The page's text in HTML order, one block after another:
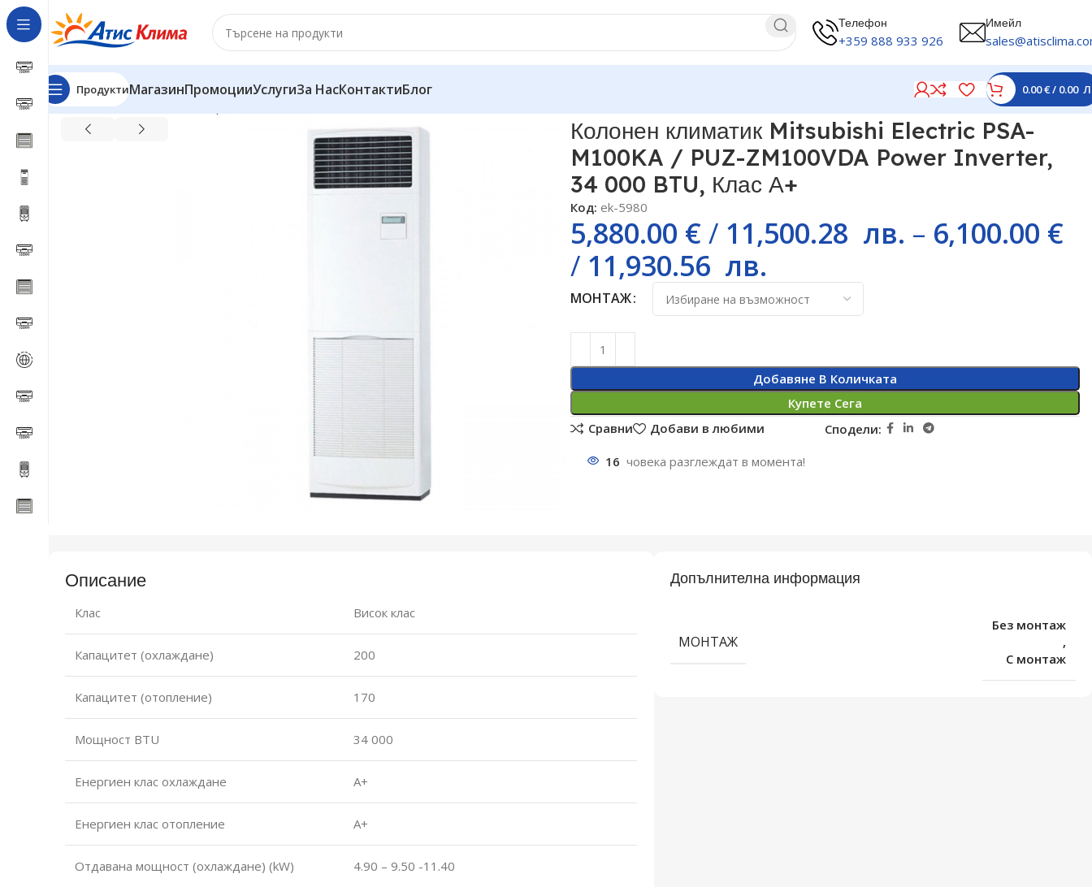
Телефон
+359 888 933 926
Имейл
ПродуктиМагазинПромоцииУслугиЗа НасКонтактиБлог 0.00€/ 0.00
Начало Колонни климатици
Колонен климатик Mitsubishi Electric PSA-
M100KA / PUZ-ZM100VDA Power Inverter,
34 000 BTU, Клас А+
Код: ek-5980
5,880.00 €/ 11,500.28 лв. – 6,100.00 €
/ 11,930.56 лв.
МОНТАЖ
Добавяне В Количката
Купете Сега
Сравни
Добави в любими Сподели:
16 човека разглеждат в момента!
Описание
Клас Висок клас
Капацитет (охлаждане) 200
Капацитет (отопление) 170
Мощност BTU 34 000
Енергиен клас охлаждане A+
Енергиен клас отопление A+
Отдавана мощност (охлаждане) (kW) 4.90 – 9.50 -11.40
Допълнителна информация
МОНТАЖ
Без монтаж
,
С монтаж